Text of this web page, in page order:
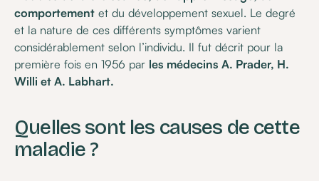
comportement et du développement sexuel. Le degré
et la nature de ces différents symptômes varient
considérablement selon l’individu. Il fut décrit pour la
première fois en 1956 par les médecins A. Prader, H.
Willi et A. Labhart.
Quelles sont les causes de cette
maladie ?